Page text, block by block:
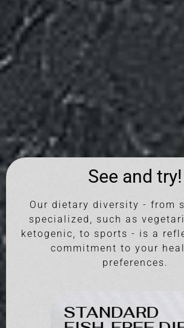
See and try!
Our dietary diversity - from
specialized, such as
ketogenic, to sports - is a
commitment to your
preferences.
STANDARD